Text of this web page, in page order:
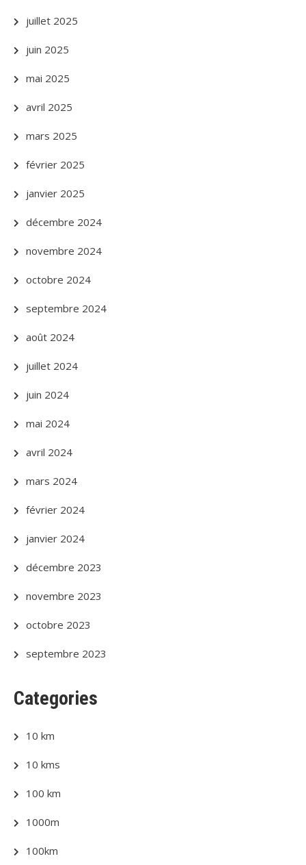
juillet 2025
juin 2025
mai 2025
avril 2025
mars 2025
février 2025
janvier 2025
décembre 2024
novembre 2024
octobre 2024
septembre 2024
août 2024
juillet 2024
juin 2024
mai 2024
avril 2024
mars 2024
février 2024
janvier 2024
décembre 2023
novembre 2023
octobre 2023
septembre 2023
Categories
10 km
10 kms
100 km
1000m
100km